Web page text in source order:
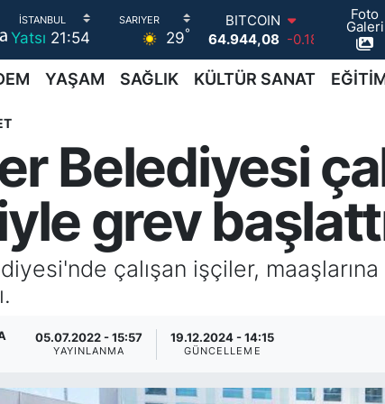
Yatsı 21:54 29°
64.944,08
DOLAR
47,7436
EURO
55,2510 0.32
6660.55 0.03
BİST100
13.779
Foto
Galeri
YAŞAM SAĞLIK KÜLTÜR SANAT
Belediyesi
grev
çalışan işçiler,
05.07.2022 - 15:57
YAYINLANMA
19.12.2024 - 14:15
GÜNCELLEME
Haritası
Fikstür